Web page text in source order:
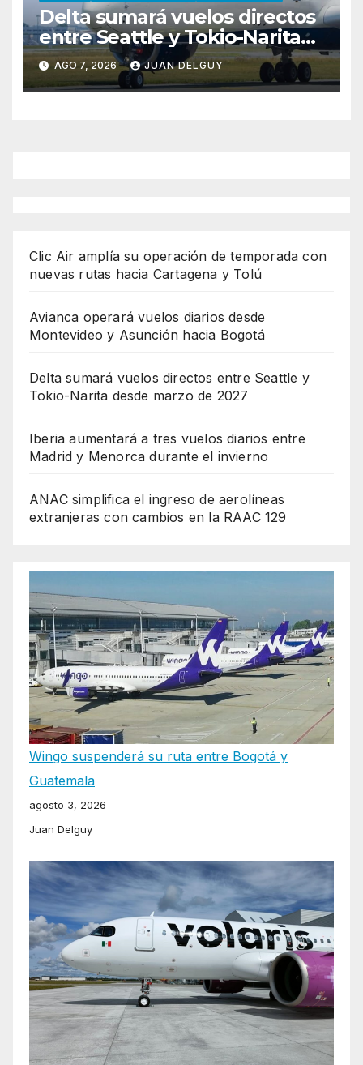
Delta sumará vuelos directos
entre Seattle y Tokio-Narita
desde marzo de 2027
AGO 7, 2026 JUAN DELGUY
Clic Air amplía su operación de temporada con
nuevas rutas hacia Cartagena y Tolú
Avianca operará vuelos diarios desde
Montevideo y Asunción hacia Bogotá
Delta sumará vuelos directos entre Seattle y
Tokio-Narita desde marzo de 2027
Iberia aumentará a tres vuelos diarios entre
Madrid y Menorca durante el invierno
ANAC simplifica el ingreso de aerolíneas
extranjeras con cambios en la RAAC 129
Wingo suspenderá su ruta entre Bogotá y
Guatemala
agosto 3, 2026
Juan Delguy